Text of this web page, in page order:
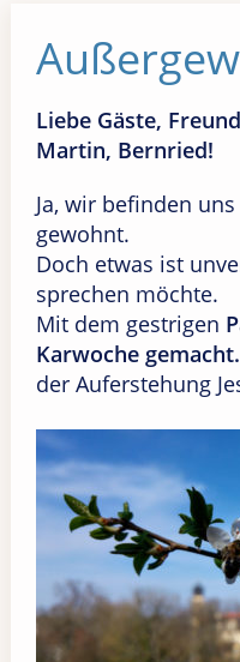
Liebe Gäste,
Martin, Bernried!
Ja, wir befinden
gewohnt.
Doch etwas ist
sprechen möchte.
Mit dem gestrigen
Karwoche gemacht.
der Auferstehung